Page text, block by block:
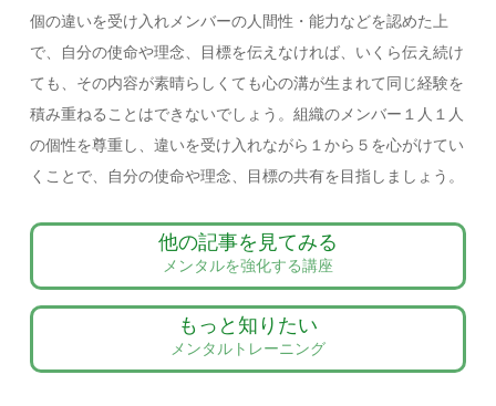
個の違いを受け入れメンバーの人間性・能力などを認めた上
で、自分の使命や理念、目標を伝えなければ、いくら伝え続け
ても、その内容が素晴らしくても心の溝が生まれて同じ経験を
積み重ねることはできないでしょう。組織のメンバー１人１人
の個性を尊重し、違いを受け入れながら１から５を心がけてい
くことで、自分の使命や理念、目標の共有を目指しましょう。
他の記事を見てみる
メンタルを強化する講座
もっと知りたい
メンタルトレーニング